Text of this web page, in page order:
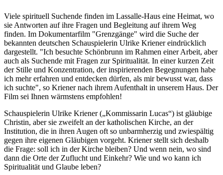
Viele spirituell Suchende finden im Lassalle-Haus eine Heimat, wo
sie Antworten auf ihre Fragen und Begleitung auf ihrem Weg
finden. Im Dokumentarfilm "Grenzgänge" wird die Suche der
bekannten deutschen Schauspielerin Ulrike Kriener eindrücklich
dargestellt. "Ich besuchte Schönbrunn im Rahmen einer Arbeit, aber
auch als Suchende mit Fragen zur Spiritualität. In einer kurzen Zeit
der Stille und Konzentration, der inspirierenden Begegnungen habe
ich mehr erfahren und entdecken dürfen, als mir bewusst war, dass
ich suchte", so Kriener nach ihrem Aufenthalt in unserem Haus. Der
Film sei Ihnen wärmstens empfohlen!
Schauspielerin Ulrike Kriener („Kommissarin Lucas“) ist gläubige
Christin, aber sie zweifelt an der katholischen Kirche, an der
Institution, die in ihren Augen oft so unbarmherzig und zwiespältig
gegen ihre eigenen Gläubigen vorgeht. Kriener stellt sich deshalb
die Frage: soll ich in der Kirche bleiben? Und wenn nein, wo sind
dann die Orte der Zuflucht und Einkehr? Wie und wo kann ich
Spiritualität und Glaube leben?